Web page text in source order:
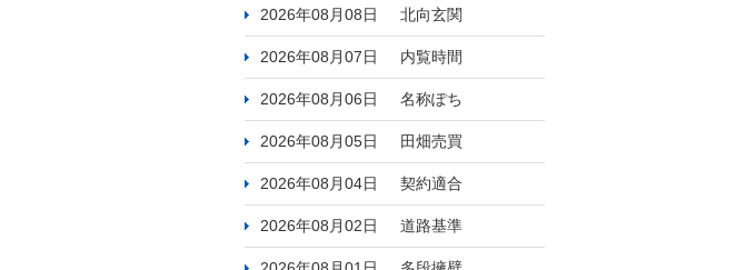
2026年08月08日 北向玄関
2026年08月07日 内覧時間
2026年08月06日 名称ぽち
2026年08月05日 田畑売買
2026年08月04日 契約適合
2026年08月02日 道路基準